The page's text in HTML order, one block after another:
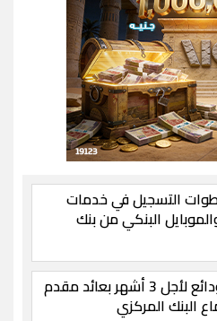
التسجيل في خدمات
البنكي من بنك
أعلى 5 ودائع لأجل 3 أشهر بعائد مقدم
البنك المركزي